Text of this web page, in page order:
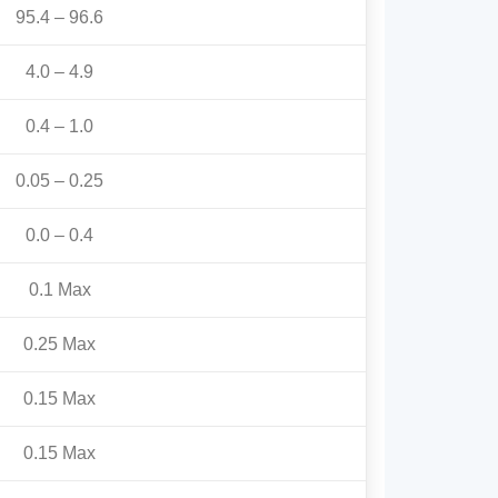
95.4 – 96.6
4.0 – 4.9
0.4 – 1.0
0.05 – 0.25
0.0 – 0.4
0.1 Max
0.25 Max
0.15 Max
0.15 Max